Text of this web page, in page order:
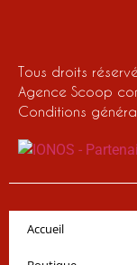
Tous droits
Agence Scoop
Conditions
Accueil